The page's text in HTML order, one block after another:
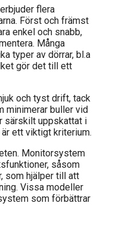
flera
Först och främst
enkel och snabb,
Många
typer av dörrar, bl.a
gör det till ett
och tyst drift, tack
minimerar buller vid
särskilt uppskattat i
ett viktigt kriterium.
Monitorsystem
såsom
som hjälper till att
Vissa modeller
som förbättrar